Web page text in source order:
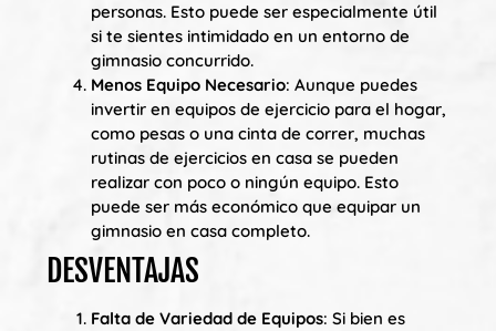
personas. Esto puede ser especialmente útil
si te sientes intimidado en un entorno de
gimnasio concurrido.
Menos Equipo Necesario: Aunque puedes
invertir en equipos de ejercicio para el hogar,
como pesas o una cinta de correr, muchas
rutinas de ejercicios en casa se pueden
realizar con poco o ningún equipo. Esto
puede ser más económico que equipar un
gimnasio en casa completo.
DESVENTAJAS
Falta de Variedad de Equipos: Si bien es